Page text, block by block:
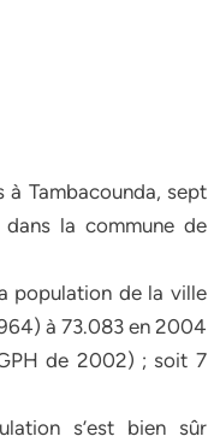
à Tambacounda, sept
la commune de
population de la ville
à 73.083 en 2004
de 2002) ; soit 7
s’est bien sûr